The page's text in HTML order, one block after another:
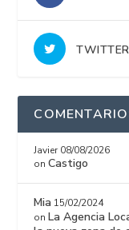
TWITTER
Javier 08/08/2026
onCastigo
Mia 15/02/2024
on La Agencia